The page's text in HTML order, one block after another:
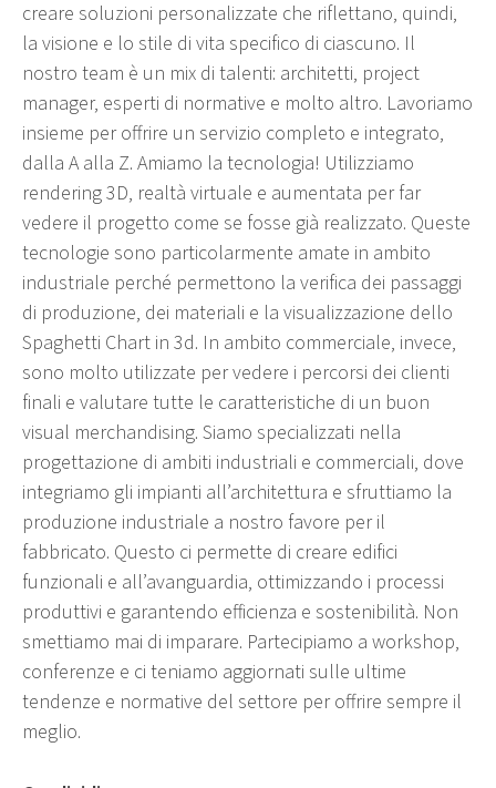
creare soluzioni personalizzate che riflettano, quindi,
la visione e lo stile di vita specifico di ciascuno. Il
nostro team è un mix di talenti: architetti, project
manager, esperti di normative e molto altro. Lavoriamo
insieme per offrire un servizio completo e integrato,
dalla A alla Z. Amiamo la tecnologia! Utilizziamo
rendering 3D, realtà virtuale e aumentata per far
vedere il progetto come se fosse già realizzato. Queste
tecnologie sono particolarmente amate in ambito
industriale perché permettono la verifica dei passaggi
di produzione, dei materiali e la visualizzazione dello
Spaghetti Chart in 3d. In ambito commerciale, invece,
sono molto utilizzate per vedere i percorsi dei clienti
finali e valutare tutte le caratteristiche di un buon
visual merchandising. Siamo specializzati nella
progettazione di ambiti industriali e commerciali, dove
integriamo gli impianti all’architettura e sfruttiamo la
produzione industriale a nostro favore per il
fabbricato. Questo ci permette di creare edifici
funzionali e all’avanguardia, ottimizzando i processi
produttivi e garantendo efficienza e sostenibilità. Non
smettiamo mai di imparare. Partecipiamo a workshop,
conferenze e ci teniamo aggiornati sulle ultime
tendenze e normative del settore per offrire sempre il
meglio.